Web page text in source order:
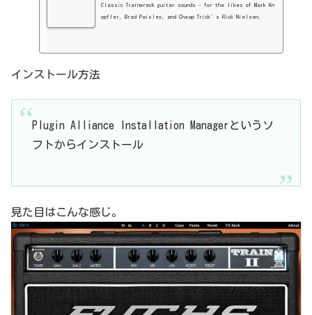
Classic Trainwreck guitar sounds - for the likes of Mark Kn
opfler, Brad Paisley, and Cheap Trick’s Rick Nielsen.
インストール方法
Plugin Alliance Installation Managerというソ
フトからインストール
見た目はこんな感じ。